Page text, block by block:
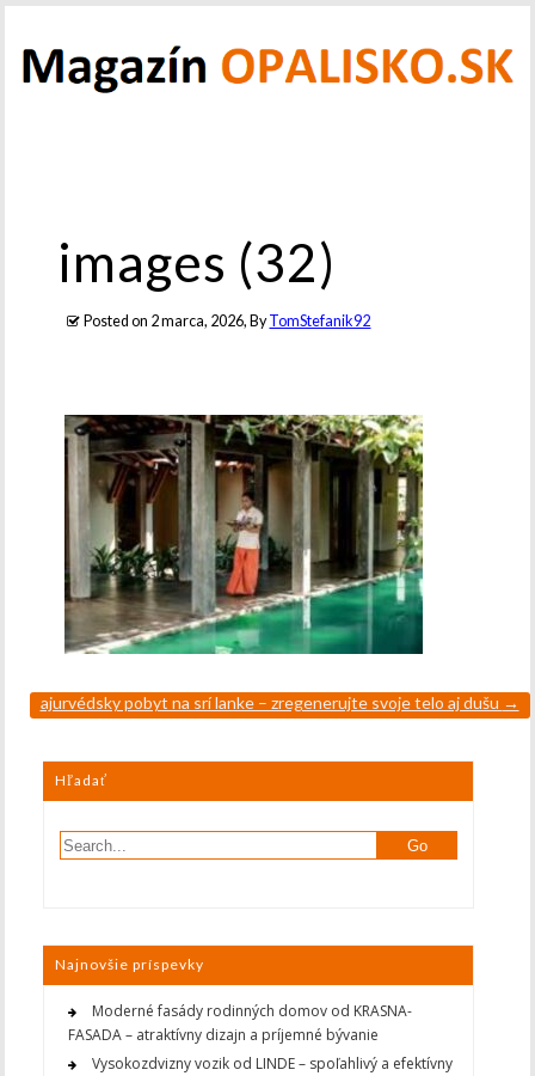
images (32)
Posted on 2 marca, 2026, ByTomStefanik92
ajurvédsky pobyt na srí lanke – zregenerujte svoje telo aj dušu →
Hľadať
Najnovšie príspevky
Moderné fasády rodinných domov od KRASNA-
FASADA – atraktívny dizajn a príjemné bývanie
Vysokozdvizny vozik od LINDE – spoľahlivý a efektívny